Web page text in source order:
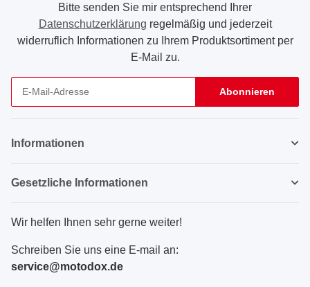
Bitte senden Sie mir entsprechend Ihrer
Datenschutzerklärung regelmäßig und jederzeit
widerruflich Informationen zu Ihrem Produktsortiment per
E-Mail zu.
Abonnieren
Informationen
Gesetzliche Informationen
Wir helfen Ihnen sehr gerne weiter!
Schreiben Sie uns eine E-mail an:
service@motodox.de